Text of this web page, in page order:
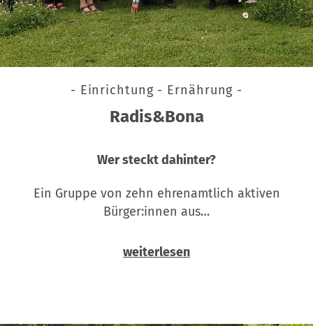
- Einrichtung - Ernährung -
Radis&Bona
Wer steckt dahinter?
Ein Gruppe von zehn ehrenamtlich aktiven
Bürger:innen aus…
weiterlesen